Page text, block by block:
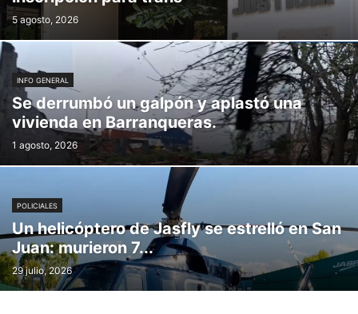
5 agosto, 2026
INFO GENERAL
Se derrumbó un galpón y aplastó una
vivienda en Barranqueras.
1 agosto, 2026
POLICIALES
Un helicóptero de Jasfly se estrelló en San
Juan: murieron 7...
29 julio, 2026